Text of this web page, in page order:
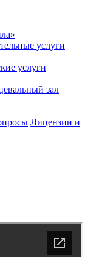
услуги
услуги
зал
Лицензии и